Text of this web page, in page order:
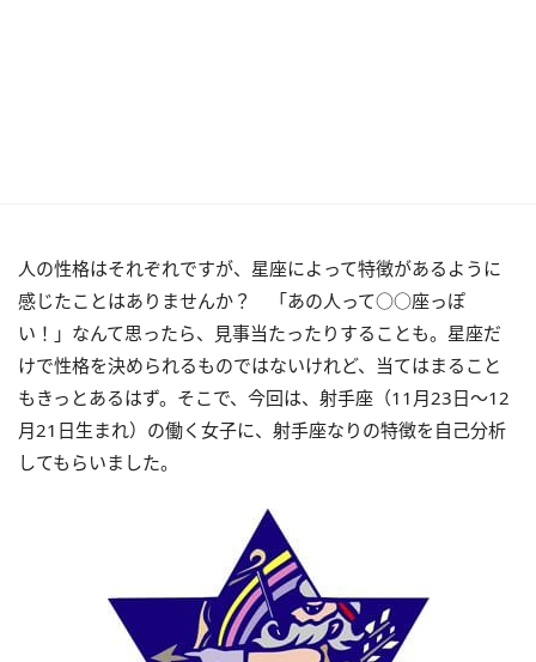
人の性格はそれぞれですが、星座によって特徴があるように
感じたことはありませんか？ 「あの人って○○座っぽ
い！」なんて思ったら、見事当たったりすることも。星座だ
けで性格を決められるものではないけれど、当てはまること
もきっとあるはず。そこで、今回は、射手座（11月23日～12
月21日生まれ）の働く女子に、射手座なりの特徴を自己分析
してもらいました。